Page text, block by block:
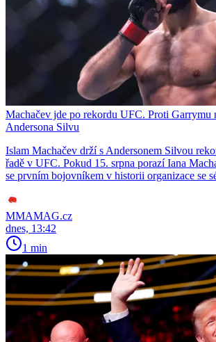
Machačev jde po rekordu UFC. Proti Garrymu
Andersona Silvu
Islam Machačev drží s Andersonem Silvou
řadě v UFC. Pokud 15. srpna porazí Iana
se prvním bojovníkem v historii organizace se
MMAMAG.cz
dnes, 13:42
1 min